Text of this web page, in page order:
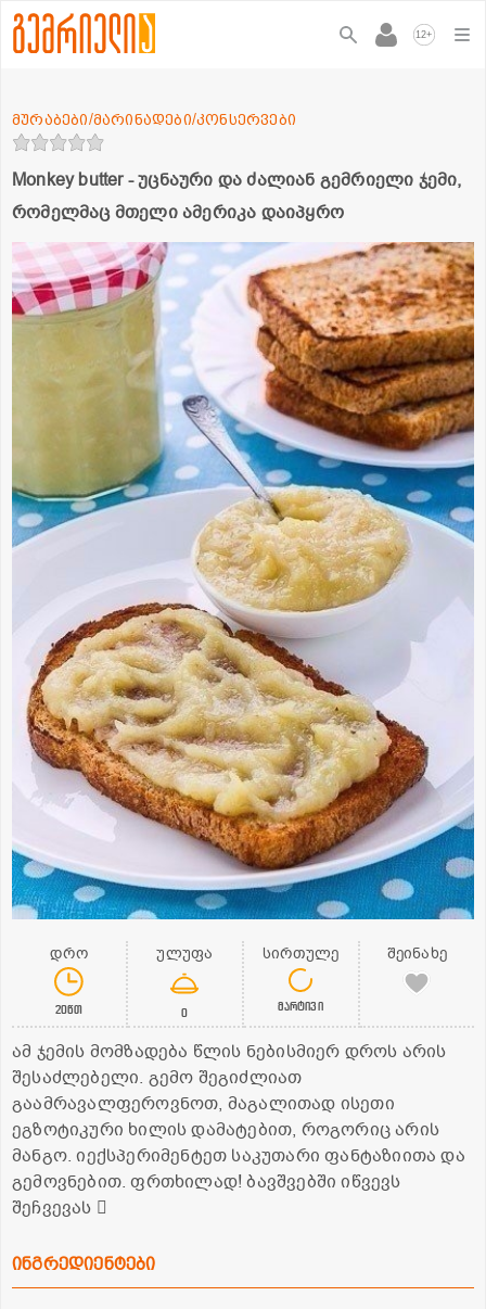
12+
Monkey butter - უცნაური და ძალიან გემრიელი ჯემი,
რომელმაც მთელი ამერიკა დაიპყრო
მურაბები/მარინადები/კონსერვები
დრო
20წთ
ულუფა
0
სირთულე
მარტივი
შეინახე
ამ ჯემის მომზადება წლის ნებისმიერ დროს არის
შესაძლებელი. გემო შეგიძლიათ
გაამრავალფეროვნოთ, მაგალითად ისეთი
ეგზოტიკური ხილის დამატებით, როგორიც არის
მანგო. იექსპერიმენტეთ საკუთარი ფანტაზიითა და
გემოვნებით. ფრთხილად! ბავშვებში იწვევს
შეჩვევას 
ინგრედიენტები